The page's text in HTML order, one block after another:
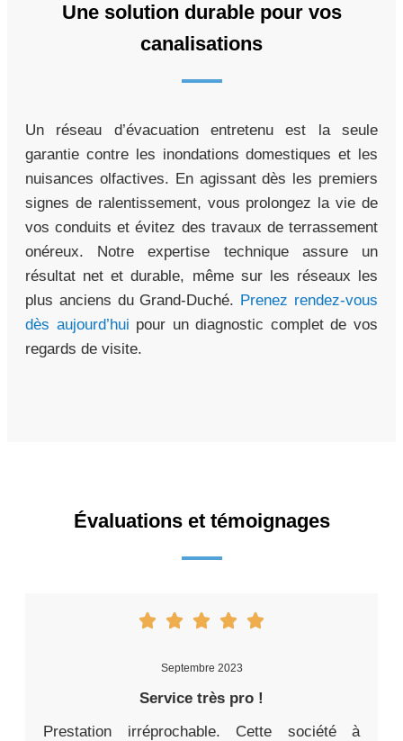
Une solution durable pour vos
canalisations
Un réseau d’évacuation entretenu est la seule
garantie contre les inondations domestiques et les
nuisances olfactives. En agissant dès les premiers
signes de ralentissement, vous prolongez la vie de
vos conduits et évitez des travaux de terrassement
onéreux. Notre expertise technique assure un
résultat net et durable, même sur les réseaux les
plus anciens du Grand-Duché. Prenez rendez-vous
dès aujourd’hui pour un diagnostic complet de vos
regards de visite.
Évaluations et témoignages
Septembre 2023
Service très pro !
Prestation irréprochable. Cette société à